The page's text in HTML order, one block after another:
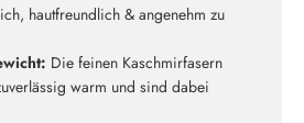
hautfreundlich & angenehm zu
Die feinen Kaschmirfasern
warm und sind dabei